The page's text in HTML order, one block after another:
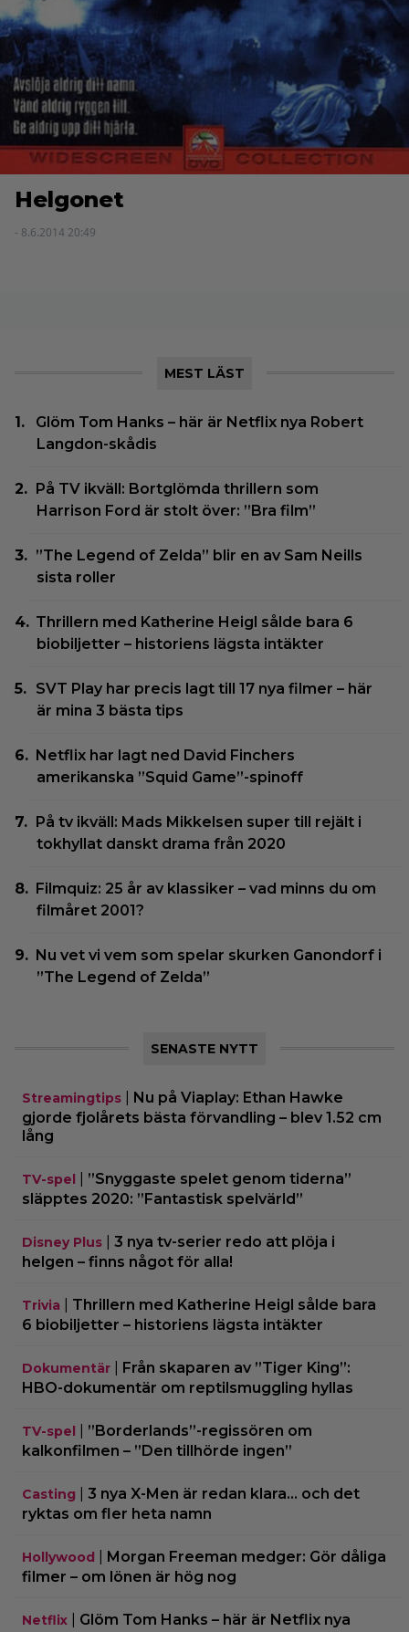
Helgonet
- 8.6.2014 20:49
MEST LÄST
Glöm Tom Hanks – här är Netflix nya Robert
Langdon-skådis
På TV ikväll: Bortglömda thrillern som
Harrison Ford är stolt över: ”Bra film”
”The Legend of Zelda” blir en av Sam Neills
sista roller
Thrillern med Katherine Heigl sålde bara 6
biobiljetter – historiens lägsta intäkter
SVT Play har precis lagt till 17 nya filmer – här
är mina 3 bästa tips
Netflix har lagt ned David Finchers
amerikanska ”Squid Game”-spinoff
På tv ikväll: Mads Mikkelsen super till rejält i
tokhyllat danskt drama från 2020
Filmquiz: 25 år av klassiker – vad minns du om
filmåret 2001?
Nu vet vi vem som spelar skurken Ganondorf i
”The Legend of Zelda”
SENASTE NYTT
Streamingtips
Nu på Viaplay: Ethan Hawke
gjorde fjolårets bästa förvandling – blev 1.52 cm
lång
TV-spel
”Snyggaste spelet genom tiderna”
släpptes 2020: ”Fantastisk spelvärld”
Disney Plus
3 nya tv-serier redo att plöja i
helgen – finns något för alla!
Trivia
Thrillern med Katherine Heigl sålde bara
6 biobiljetter – historiens lägsta intäkter
Dokumentär
Från skaparen av ”Tiger King”:
HBO-dokumentär om reptilsmuggling hyllas
TV-spel
”Borderlands”-regissören om
kalkonfilmen – ”Den tillhörde ingen”
Casting
3 nya X-Men är redan klara… och det
ryktas om fler heta namn
Hollywood
Morgan Freeman medger: Gör dåliga
filmer – om lönen är hög nog
Netflix
Glöm Tom Hanks – här är Netflix nya